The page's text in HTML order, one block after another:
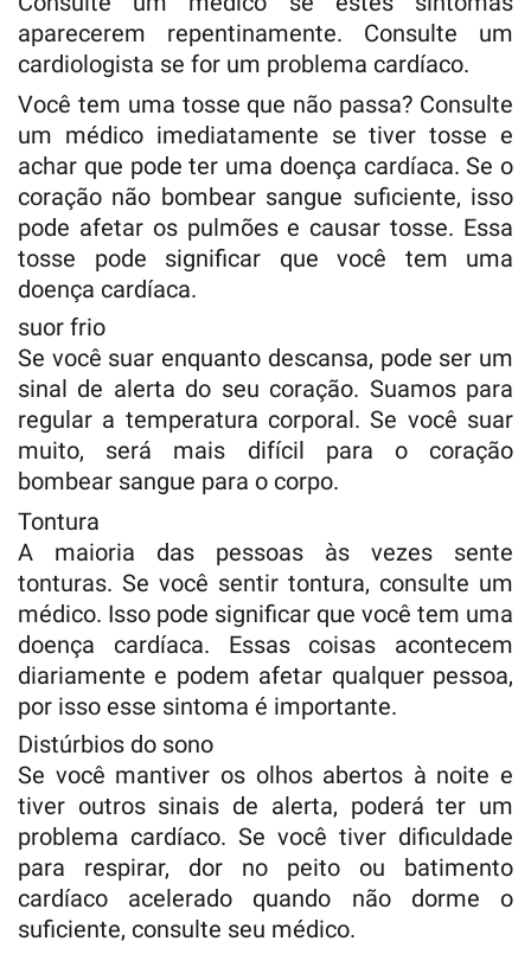
aparecerem repentinamente. Consulte um
cardiologista se for um problema cardíaco.
Você tem uma tosse que não passa? Consulte
um médico imediatamente se tiver tosse e
achar que pode ter uma doença cardíaca. Se o
coração não bombear sangue suficiente, isso
pode afetar os pulmões e causar tosse. Essa
tosse pode significar que você tem uma
doença cardíaca.
suor frio
Se você suar enquanto descansa, pode ser um
sinal de alerta do seu coração. Suamos para
regular a temperatura corporal. Se você suar
muito, será mais difícil para o coração
bombear sangue para o corpo.
Tontura
A maioria das pessoas às vezes sente
tonturas. Se você sentir tontura, consulte um
médico. Isso pode significar que você tem uma
doença cardíaca. Essas coisas acontecem
diariamente e podem afetar qualquer pessoa,
por isso esse sintoma é importante.
Distúrbios do sono
Se você mantiver os olhos abertos à noite e
tiver outros sinais de alerta, poderá ter um
problema cardíaco. Se você tiver dificuldade
para respirar, dor no peito ou batimento
cardíaco acelerado quando não dorme o
suficiente, consulte seu médico.